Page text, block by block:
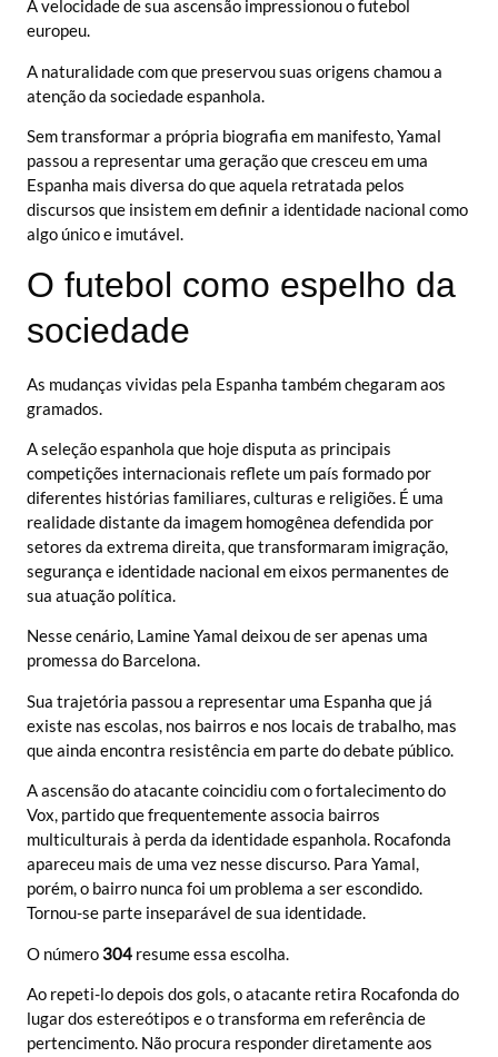
A velocidade de sua ascensão impressionou o futebol
europeu.
A naturalidade com que preservou suas origens chamou a
atenção da sociedade espanhola.
Sem transformar a própria biografia em manifesto, Yamal
passou a representar uma geração que cresceu em uma
Espanha mais diversa do que aquela retratada pelos
discursos que insistem em definir a identidade nacional como
algo único e imutável.
O futebol como espelho da
sociedade
As mudanças vividas pela Espanha também chegaram aos
gramados.
A seleção espanhola que hoje disputa as principais
competições internacionais reflete um país formado por
diferentes histórias familiares, culturas e religiões. É uma
realidade distante da imagem homogênea defendida por
setores da extrema direita, que transformaram imigração,
segurança e identidade nacional em eixos permanentes de
sua atuação política.
Nesse cenário, Lamine Yamal deixou de ser apenas uma
promessa do Barcelona.
Sua trajetória passou a representar uma Espanha que já
existe nas escolas, nos bairros e nos locais de trabalho, mas
que ainda encontra resistência em parte do debate público.
A ascensão do atacante coincidiu com o fortalecimento do
Vox, partido que frequentemente associa bairros
multiculturais à perda da identidade espanhola. Rocafonda
apareceu mais de uma vez nesse discurso. Para Yamal,
porém, o bairro nunca foi um problema a ser escondido.
Tornou-se parte inseparável de sua identidade.
O número 304 resume essa escolha.
Ao repeti-lo depois dos gols, o atacante retira Rocafonda do
lugar dos estereótipos e o transforma em referência de
pertencimento. Não procura responder diretamente aos